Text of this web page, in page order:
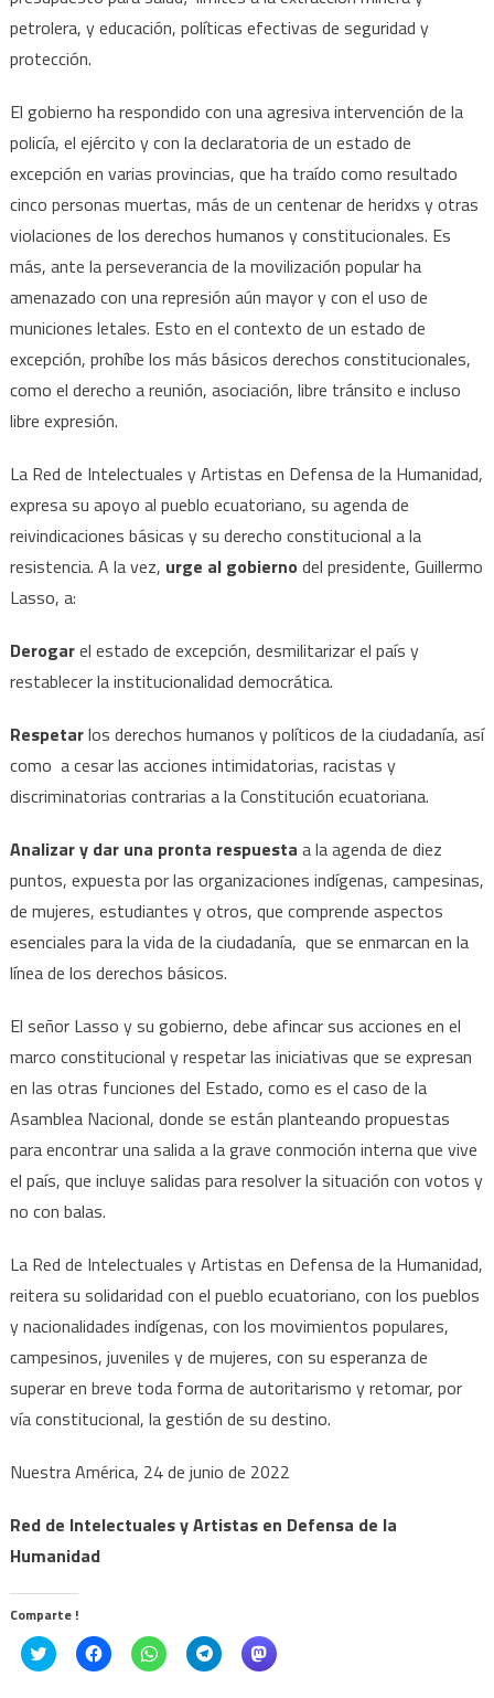
petrolera, y educación, políticas efectivas de seguridad y
protección.
El gobierno ha respondido con una agresiva intervención de la
policía, el ejército y con la declaratoria de un estado de
excepción en varias provincias, que ha traído como resultado
cinco personas muertas, más de un centenar de heridxs y otras
violaciones de los derechos humanos y constitucionales. Es
más, ante la perseverancia de la movilización popular ha
amenazado con una represión aún mayor y con el uso de
municiones letales. Esto en el contexto de un estado de
excepción, prohíbe los más básicos derechos constitucionales,
como el derecho a reunión, asociación, libre tránsito e incluso
libre expresión.
La Red de Intelectuales y Artistas en Defensa de la Humanidad,
expresa su apoyo al pueblo ecuatoriano, su agenda de
reivindicaciones básicas y su derecho constitucional a la
resistencia. A la vez, urge al gobierno del presidente, Guillermo
Lasso, a:
Derogarel estado de excepción, desmilitarizar el país y
restablecer la institucionalidad democrática.
Respetarlos derechos humanos y políticos de la ciudadanía, así
como a cesar las acciones intimidatorias, racistas y
discriminatorias contrarias a la Constitución ecuatoriana.
Analizar y dar una pronta respuesta a la agenda de diez
puntos, expuesta por las organizaciones indígenas, campesinas,
de mujeres, estudiantes y otros, que comprende aspectos
esenciales para la vida de la ciudadanía, que se enmarcan en la
línea de los derechos básicos.
El señor Lasso y su gobierno, debe afincar sus acciones en el
marco constitucional y respetar las iniciativas que se expresan
en las otras funciones del Estado, como es el caso de la
Asamblea Nacional, donde se están planteando propuestas
para encontrar una salida a la grave conmoción interna que vive
el país, que incluye salidas para resolver la situación con votos y
no con balas.
La Red de Intelectuales y Artistas en Defensa de la Humanidad,
reitera su solidaridad con el pueblo ecuatoriano, con los pueblos
y nacionalidades indígenas, con los movimientos populares,
campesinos, juveniles y de mujeres, con su esperanza de
superar en breve toda forma de autoritarismo y retomar, por
vía constitucional, la gestión de su destino.
Nuestra América, 24 de junio de 2022
Red de Intelectuales y Artistas en Defensa de la
Humanidad
Comparte !
Click
to
Haz
clic
Haz
clic
Haz
clic
Haz
clic